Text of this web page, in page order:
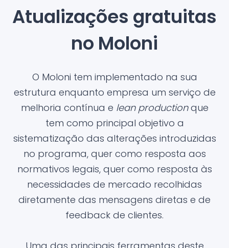
Atualizações gratuitas
no Moloni
O Moloni tem implementado na sua
estrutura enquanto empresa um serviço de
melhoria contínua e lean productionque
tem como principal objetivo a
sistematização das alterações introduzidas
no programa, quer como resposta aos
normativos legais, quer como resposta às
necessidades de mercado recolhidas
diretamente das mensagens diretas e de
feedback de clientes.